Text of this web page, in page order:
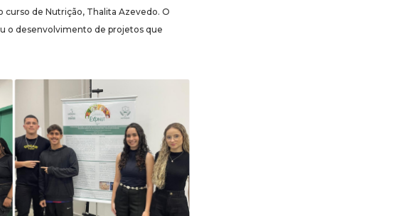
curso de Nutrição, Thalita Azevedo. O
o desenvolvimento de projetos que